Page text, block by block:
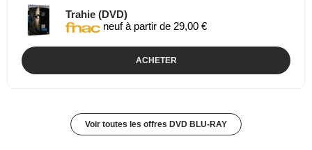
Trahie (DVD)
neuf à partir de 29,00 €
ACHETER
Voir toutes les offres DVD BLU-RAY